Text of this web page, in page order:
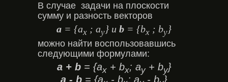
В случае задачи на плоскости
сумму и разность векторов
a = {ax ; ay} и b = {bx ; by}
можно найти воспользовавшись
следующими формулами:
a + b= {ax+ bx; ay+ by}
a - b = {a - b ; a - b }